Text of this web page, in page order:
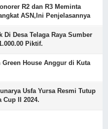
R2 dan R3 Meminta
ASN,Ini Penjelasannya
Di Desa Telaga Raya Sumber
Piktif.
Green House Anggur di Kuta
Usfa Yursa Resmi Tutup
Cup II 2024.